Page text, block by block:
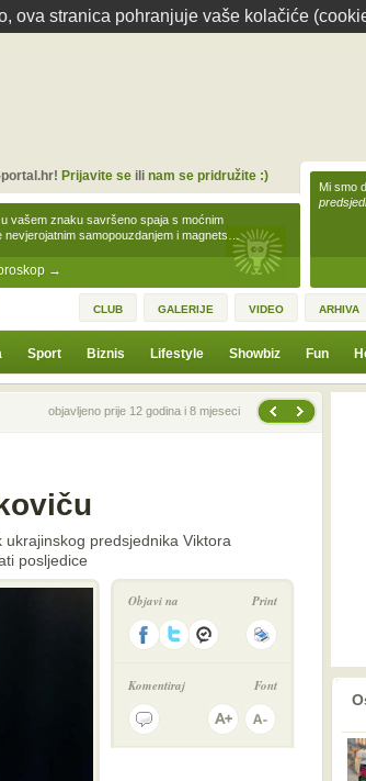
ova stranica pohranjuje vaše kolačiće
→
vašem znaku savršeno spaja s moćnim
samopouzdanjem i magnets…
Prijavite seili nam se pridružite :)
Mi smo
CLUB GALERIJE VIDEO ARHIVA
Sport Biznis Lifestyle Showbiz Fun
vijest
objavljeno prije 12 godina i 8 mjeseci
predsjednika Viktora
posljedice
Objavi na Print
Komentiraj Fontprethodno